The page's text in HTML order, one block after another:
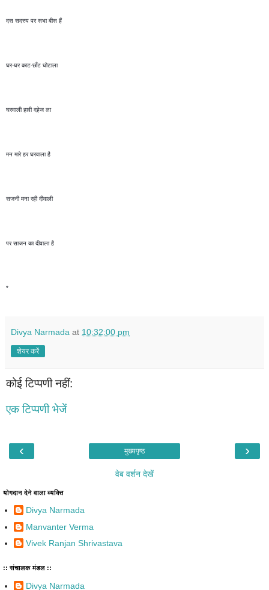
दस सदस्य पर सभा बीस हैं
घर-घर काट-छाँट घोटाला
घरवाली हावी दहेज ला
मन मारे हर घरवाला है
सजनी मना रही दीवाली
पर साजन का दीवाला है
*
Divya Narmada at 10:32:00 pm
शेयर करें
कोई टिप्पणी नहीं:
एक टिप्पणी भेजें
‹ ›
मुख्यपृष्ठ
वेब वर्शन देखें
योगदान देने वाला व्यक्ति
Divya Narmada
Manvanter Verma
Vivek Ranjan Shrivastava
:: संचालक मंडल ::
Divya Narmada